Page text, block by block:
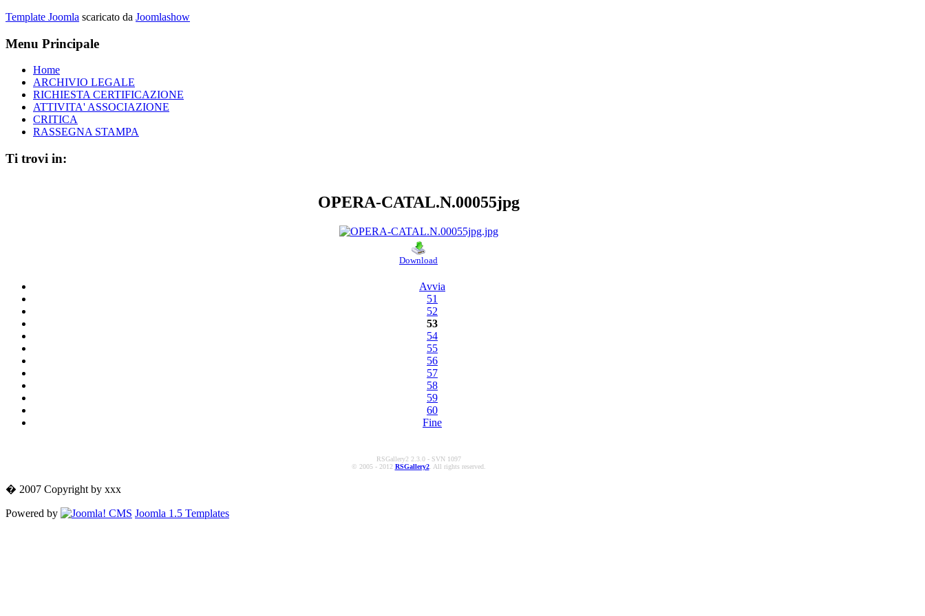
Template Joomla scaricato da Joomlashow
Menu Principale
Home
ARCHIVIO LEGALE
RICHIESTA CERTIFICAZIONE
ATTIVITA' ASSOCIAZIONE
CRITICA
RASSEGNA STAMPA
Ti trovi in:
OPERA-CATAL.N.00055jpg
Download
Avvia
51
52
53
54
55
56
57
58
59
60
Fine
RSGallery2 2.3.0 - SVN 1097
© 2005 - 2012 RSGallery2. All rights reserved.
� 2007 Copyright by xxx
Powered by Joomla 1.5 Templates